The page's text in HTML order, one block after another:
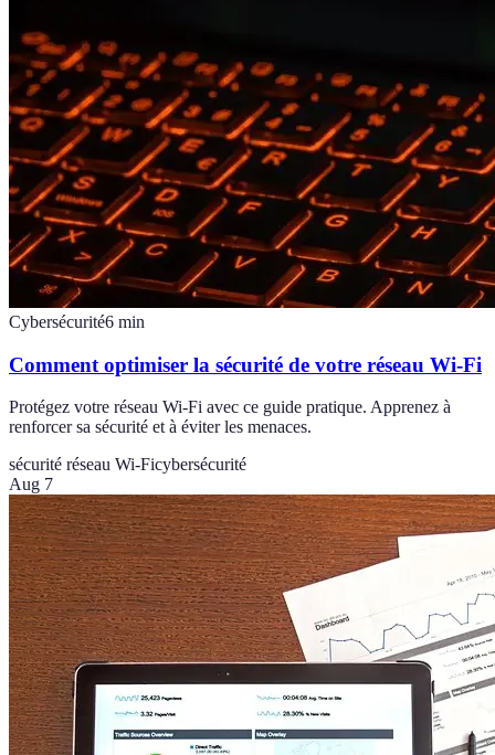
Cybersécurité6 min
Comment optimiser la sécurité de votre réseau Wi-Fi
Protégez votre réseau Wi-Fi avec ce guide pratique. Apprenez à
renforcer sa sécurité et à éviter les menaces.
sécurité réseau Wi-Ficybersécurité
Aug 7